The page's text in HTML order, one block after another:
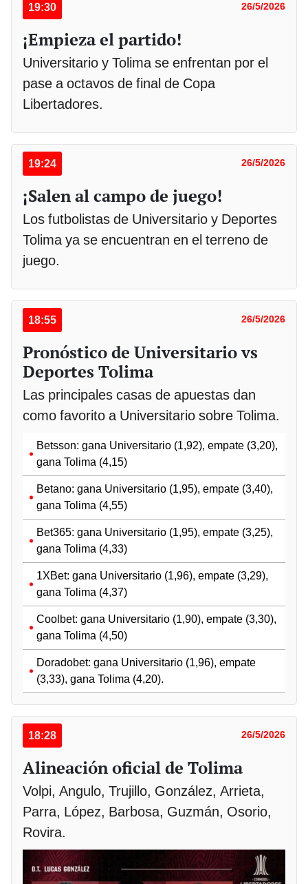
19:30 26/5/2026
¡Empieza el partido!
Universitario y Tolima se enfrentan por el
pase a octavos de final de Copa
Libertadores.
19:24 26/5/2026
¡Salen al campo de juego!
Los futbolistas de Universitario y Deportes
Tolima ya se encuentran en el terreno de
juego.
18:55 26/5/2026
Pronóstico de Universitario vs
Deportes Tolima
Las principales casas de apuestas dan
como favorito a Universitario sobre Tolima.
Betsson: gana Universitario (1,92), empate (3,20),
gana Tolima (4,15)
Betano: gana Universitario (1,95), empate (3,40),
gana Tolima (4,55)
Bet365: gana Universitario (1,95), empate (3,25),
gana Tolima (4,33)
1XBet: gana Universitario (1,96), empate (3,29),
gana Tolima (4,37)
Coolbet: gana Universitario (1,90), empate (3,30),
gana Tolima (4,50)
Doradobet: gana Universitario (1,96), empate
(3,33), gana Tolima (4,20).
18:28 26/5/2026
Alineación oficial de Tolima
Volpi, Angulo, Trujillo, González, Arrieta,
Parra, López, Barbosa, Guzmán, Osorio,
Rovira.